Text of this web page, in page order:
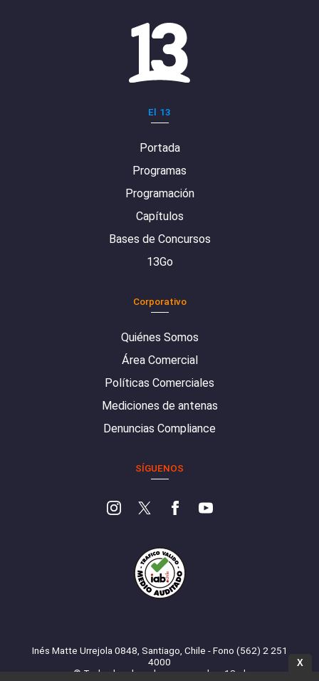
El 13
Portada
Programas
Programación
Capítulos
Bases de Concursos
13Go
Corporativo
Quiénes Somos
Área Comercial
Políticas Comerciales
Mediciones de antenas
Denuncias Compliance
SÍGUENOS
Inés Matte Urrejola 0848, Santiago, Chile - Fono (562) 2 251
4000
© Todos los derechos reservados. 13.cl
X